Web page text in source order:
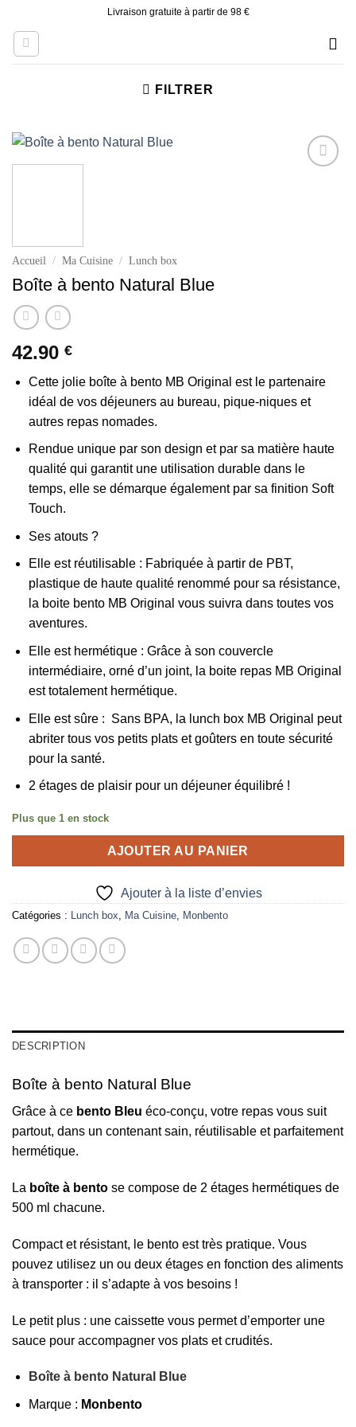
content
Livraison gratuite à partir de 98 €
FILTRER
Accueil / Ma Cuisine / Lunch box
Boîte à bento Natural Blue
42.90 €
Cette jolie boîte à bento MB Original est le partenaire
idéal de vos déjeuners au bureau, pique-niques et
autres repas nomades.
Rendue unique par son design et par sa matière haute
qualité qui garantit une utilisation durable dans le
temps, elle se démarque également par sa finition Soft
Touch.
Ses atouts ?
Elle est réutilisable : Fabriquée à partir de PBT,
plastique de haute qualité renommé pour sa résistance,
la boite bento MB Original vous suivra dans toutes vos
aventures.
Elle est hermétique : Grâce à son couvercle
intermédiaire, orné d’un joint, la boite repas MB Original
est totalement hermétique.
Elle est sûre : Sans BPA, la lunch box MB Original peut
abriter tous vos petits plats et goûters en toute sécurité
pour la santé.
2 étages de plaisir pour un déjeuner équilibré !
Plus que 1 en stock
AJOUTER AU PANIER
Ajouter à la liste d’envies
Catégories : Lunch box Ma Cuisine Monbento
DESCRIPTION
Boîte à bento Natural Blue
Grâce à ce bento Bleu éco-conçu, votre repas vous suit
partout, dans un contenant sain, réutilisable et parfaitement
hermétique.
La boîte à bento se compose de 2 étages hermétiques de
500 ml chacune.
Compact et résistant, le bento est très pratique. Vous
pouvez utilisez un ou deux étages en fonction des aliments
à transporter : il s’adapte à vos besoins !
Le petit plus : une caissette vous permet d’emporter une
sauce pour accompagner vos plats et crudités.
Boîte à bento Natural Blue
Marque : Monbento